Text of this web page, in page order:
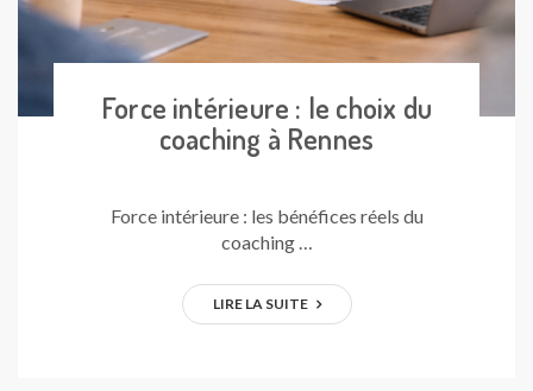
Force intérieure : le choix du
coaching à Rennes
Force intérieure : les bénéfices réels du
coaching …
LIRE LA SUITE